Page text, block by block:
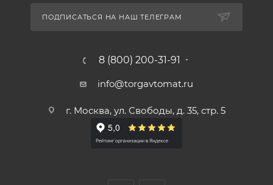
ПОДПИСАТЬСЯ НА НАШ ТЕЛЕГРАМ
8 (800) 200-31-91
info@torgavtomat.ru
г. Москва, ул. Свободы, д. 35, стр. 5